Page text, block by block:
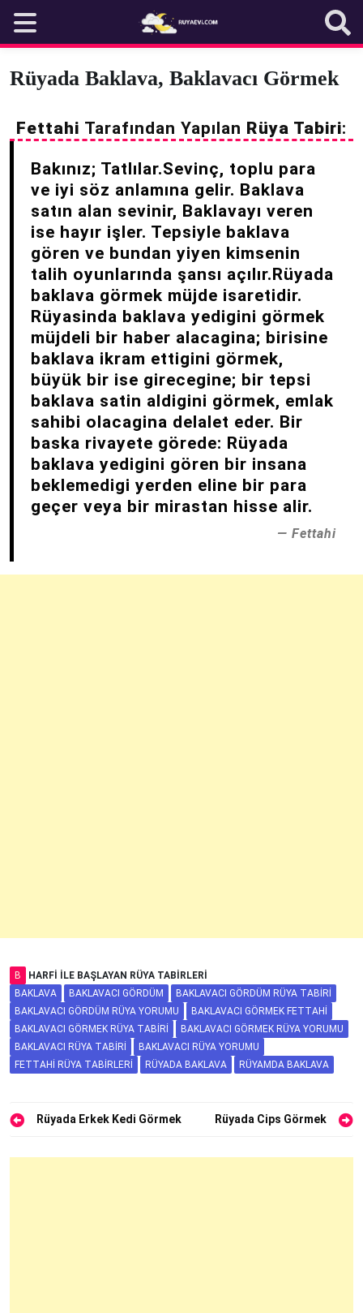
content
Rüyada Baklava, Baklavacı Görmek
Fettahi Tarafından Yapılan Rüya Tabiri:
Bakınız; Tatlılar.Sevinç, toplu para
ve iyi söz anlamına gelir. Baklava
satın alan sevinir, Baklavayı veren
ise hayır işler. Tepsiyle baklava
gören ve bundan yiyen kimsenin
talih oyunlarında şansı açılır.Rüyada
baklava görmek müjde isaretidir.
Rüyasinda baklava yedigini görmek
müjdeli bir haber alacagina; birisine
baklava ikram ettigini görmek,
büyük bir ise girecegine; bir tepsi
baklava satin aldigini görmek, emlak
sahibi olacagina delalet eder. Bir
baska rivayete görede: Rüyada
baklava yedigini gören bir insana
beklemedigi yerden eline bir para
geçer veya bir mirastan hisse alir.
Fettahi
B
HARFI ILE BAŞLAYAN RÜYA TABIRLERI
BAKLAVA
BAKLAVACI GÖRDÜM
BAKLAVACI GÖRDÜM RÜYA TABIRI
BAKLAVACI GÖRDÜM RÜYA YORUMU
BAKLAVACI GÖRMEK FETTAHI
BAKLAVACI GÖRMEK RÜYA TABIRI
BAKLAVACI GÖRMEK RÜYA YORUMU
BAKLAVACI RÜYA TABIRI
BAKLAVACI RÜYA YORUMU
FETTAHI RÜYA TABIRLERI
RÜYADA BAKLAVA RÜYAMDA BAKLAVA
YazıRüyada Erkek Kedi Görmek Rüyada Cips Görmek